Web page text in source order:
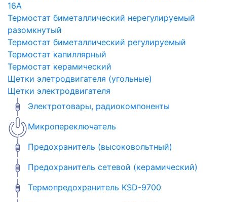
16A
Термостат биметаллический нерегулируемый
разомкнутый
Термостат биметаллический регулируемый
Термостат капиллярный
Термостат керамический
Щетки элетродвигателя (угольные)
Щетки электродвигателя
Электротовары, радиокомпоненты
Микропереключатель
Предохранитель (высоковольтный)
Предохранитель сетевой (керамический)
Термопредохранитель KSD-9700